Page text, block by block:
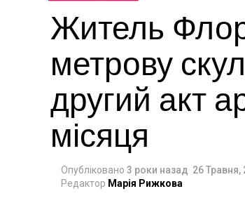
Житель
метрову
другий акт
місяця
Опубліковано 3 роки назад 26 Травня,
Редактор Марія Рижкова